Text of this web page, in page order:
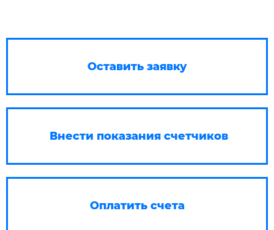
Оставить заявку
Внести показания счетчиков
Оплатить счета